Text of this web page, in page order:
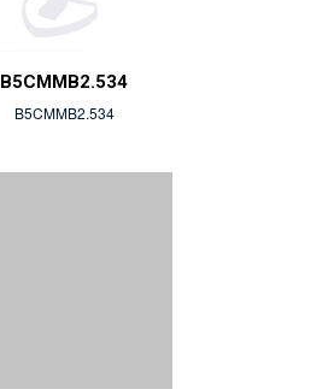
B5CMMB2.534
B5CMMB2.534